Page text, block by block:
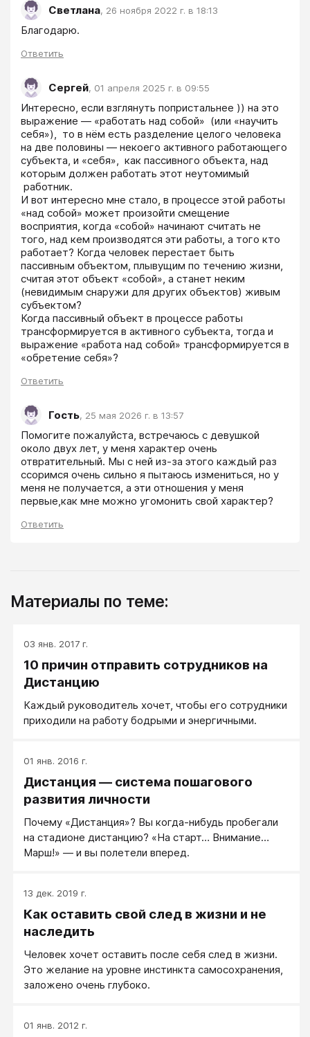
Светлана, 26 ноября 2022 г. в 18:13
Благодарю.
Ответить
Сергей, 01 апреля 2025 г. в 09:55
Интересно, если взглянуть попристальнее )) на это
выражение ― «работать над собой»  (или «научить
себя»),  то в нём есть разделение целого человека
на две половины ― некоего активного работающего
субъекта, и «себя»,  как пассивного объекта, над
которым должен работать этот неутомимый
работник.
И вот интересно мне стало, в процессе этой работы
«над собой» может произойти смещение
восприятия, когда «собой» начинают считать не
того, над кем производятся эти работы, а того кто
работает? Когда человек перестает быть
пассивным объектом, плывущим по течению жизни,
считая этот объект «собой», а станет неким
(невидимым снаружи для других объектов) живым
субъектом?
Когда пассивный объект в процессе работы
трансформируется в активного субъекта, тогда и
выражение «работа над собой» трансформируется в
«обретение себя»?
Ответить
Гость, 25 мая 2026 г. в 13:57
Помогите пожалуйста, встречаюсь с девушкой
около двух лет, у меня характер очень
отвратительный. Мы с ней из-за этого каждый раз
ссоримся очень сильно я пытаюсь измениться, но у
меня не получается, а эти отношения у меня
первые,как мне можно угомонить свой характер?
Ответить
Материалы по теме:
03 янв. 2017 г.
10 причин отправить сотрудников на
Дистанцию
Каждый руководитель хочет, чтобы его сотрудники
приходили на работу бодрыми и энергичными.
01 янв. 2016 г.
Дистанция — система пошагового
развития личности
Почему «Дистанция»? Вы когда-нибудь пробегали
на стадионе дистанцию? «На старт… Внимание…
Марш!» — и вы полетели вперед.
13 дек. 2019 г.
Как оставить свой след в жизни и не
наследить
Человек хочет оставить после себя след в жизни.
Это желание на уровне инстинкта самосохранения,
заложено очень глубоко.
01 янв. 2012 г.